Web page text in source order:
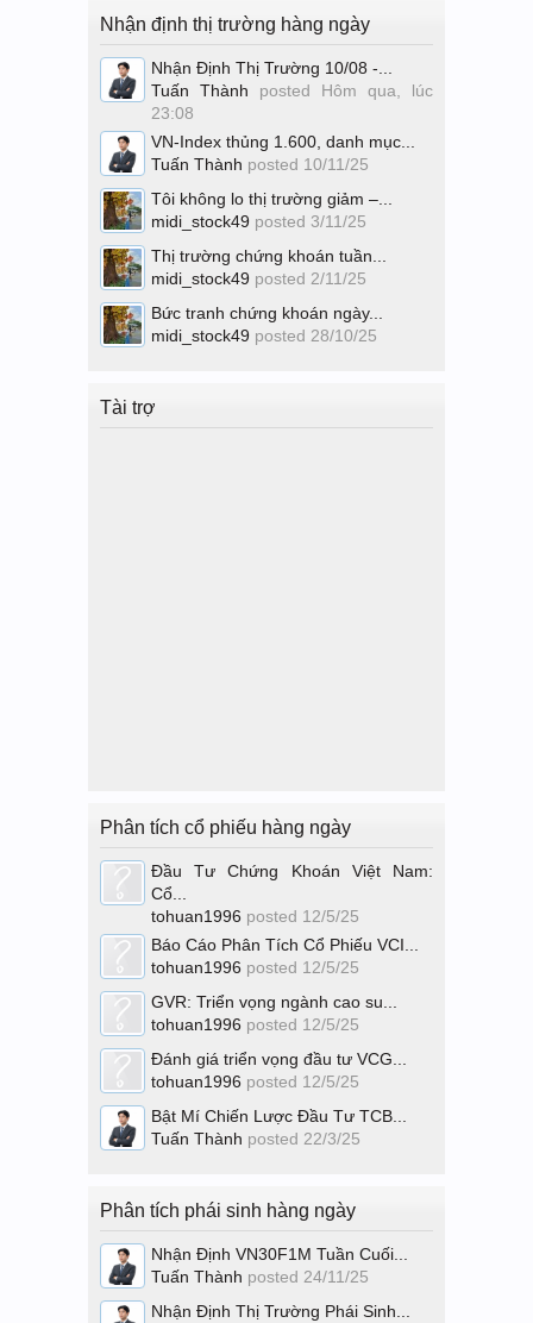
Nhận định thị trường hàng ngày
Nhận Định Thị Trường 10/08 -...
Tuấn Thành posted Hôm qua, lúc
23:08
VN-Index thủng 1.600, danh mục...
Tuấn Thành posted 10/11/25
Tôi không lo thị trường giảm –...
midi_stock49 posted 3/11/25
Thị trường chứng khoán tuần...
midi_stock49 posted 2/11/25
Bức tranh chứng khoán ngày...
midi_stock49 posted 28/10/25
Tài trợ
Phân tích cổ phiếu hàng ngày
Đầu Tư Chứng Khoán Việt Nam:
Cổ...
tohuan1996 posted 12/5/25
Báo Cáo Phân Tích Cổ Phiếu VCI...
tohuan1996 posted 12/5/25
GVR: Triển vọng ngành cao su...
tohuan1996 posted 12/5/25
Đánh giá triển vọng đầu tư VCG...
tohuan1996 posted 12/5/25
Bật Mí Chiến Lược Đầu Tư TCB...
Tuấn Thành posted 22/3/25
Phân tích phái sinh hàng ngày
Nhận Định VN30F1M Tuần Cuối...
Tuấn Thành posted 24/11/25
Nhận Định Thị Trường Phái Sinh...